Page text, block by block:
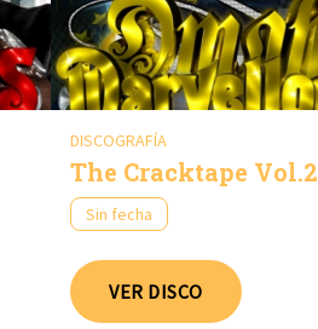
DISCOGRAFÍA
The Cracktape Vol.2
Sin fecha
VER DISCO